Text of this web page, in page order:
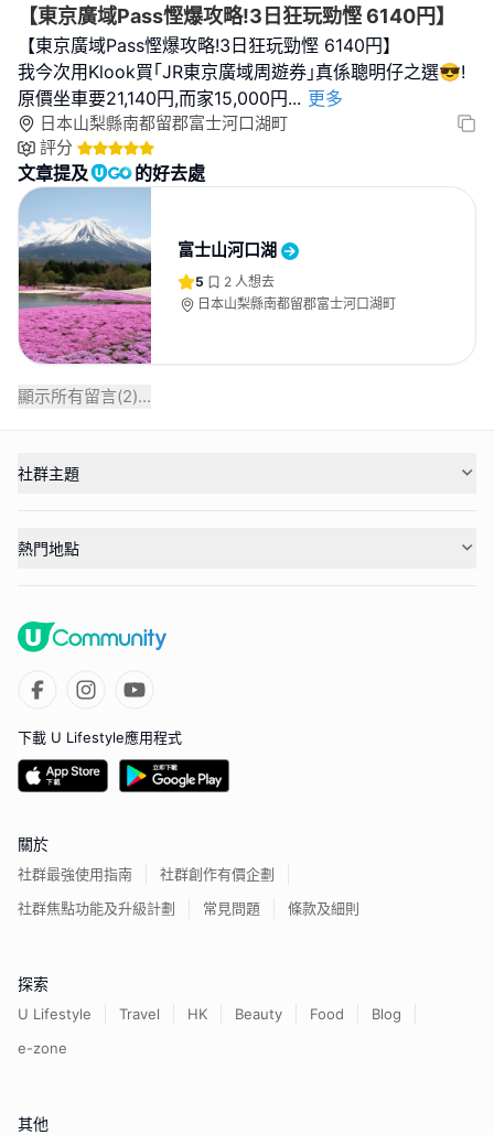
【東京廣域Pass慳爆攻略!3日狂玩勁慳 6140円】
【東京廣域Pass慳爆攻略!3日狂玩勁慳 6140円】
我今次用Klook買｢JR東京廣域周遊券｣真係聰明仔之選😎!
原價坐車要21,140円,而家15,000円... 更多
日本山梨縣南都留郡富士河口湖町
評分
文章提及 的好去處
富士山河口湖
5 2 人想去
日本山梨縣南都留郡富士河口湖町
顯示所有留言(2)...
社群主題
熱門地點
下載 U Lifestyle應用程式
關於
社群最強使用指南
社群創作有價企劃
社群焦點功能及升級計劃
常見問題 條款及細則
探索
U Lifestyle Travel HK Beauty Food
Blog
e-zone
其他